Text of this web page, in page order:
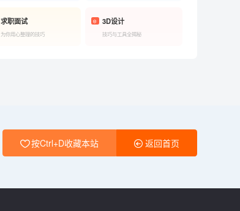
求职面试
为你用心整理的技巧
3D设计
技巧与工具全揭秘
按Ctrl+D收藏本站 返回首页